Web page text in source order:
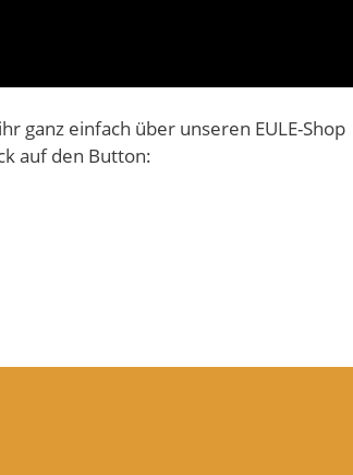
ganz einfach über unseren EULE-Shop
auf den Button: